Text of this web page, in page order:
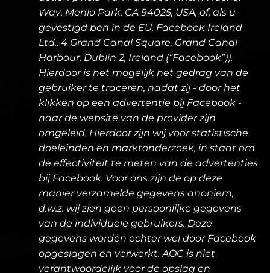
Way, Menlo Park, CA 94025, USA, of, als u
gevestigd ben in de EU, Facebook Ireland
Ltd., 4 Grand Canal Square, Grand Canal
Harbour, Dublin 2, Ireland (“Facebook”)).
Hierdoor is het mogelijk het gedrag van de
gebruiker te traceren, nadat zij - door het
klikken op een advertentie bij Facebook -
naar de website van de provider zijn
omgeleid. Hierdoor zijn wij voor statistische
doeleinden en marktonderzoek, in staat om
de effectiviteit te meten van de advertenties
bij Facebook. Voor ons zijn de op deze
manier verzamelde gegevens anoniem,
d.w.z. wij zien geen persoonlijke gegevens
van de individuele gebruikers. Deze
gegevens worden echter wel door Facebook
opgeslagen en verwerkt. AOC is niet
verantwoordelijk voor de opslag en